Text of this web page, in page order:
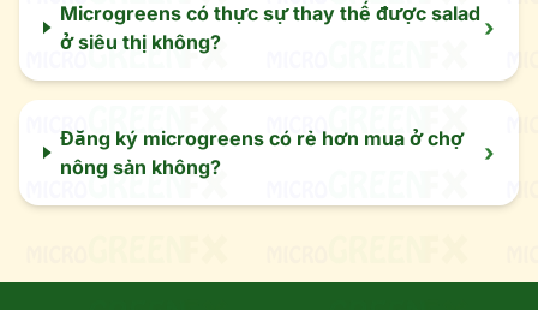
Microgreens có thực sự thay thế được salad
ở siêu thị không?
›
Đăng ký microgreens có rẻ hơn mua ở chợ
nông sản không?
›